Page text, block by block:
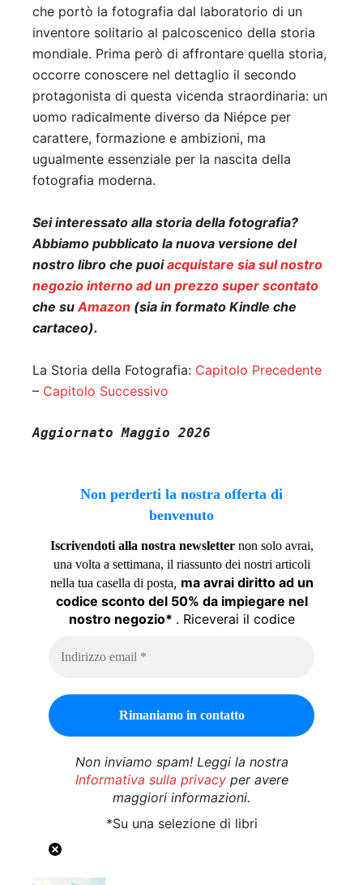
che portò la fotografia dal laboratorio di un
inventore solitario al palcoscenico della storia
mondiale. Prima però di affrontare quella storia,
occorre conoscere nel dettaglio il secondo
protagonista di questa vicenda straordinaria: un
uomo radicalmente diverso da Niépce per
carattere, formazione e ambizioni, ma
ugualmente essenziale per la nascita della
fotografia moderna.
Sei interessato alla storia della fotografia?
Abbiamo pubblicato la nuova versione del
nostro libro che puoiacquistare sia sul nostro
negozio interno ad un prezzo super scontato
che suAmazon (sia in formato Kindle che
cartaceo).
La Storia della Fotografia: Capitolo Precedente
– Capitolo Successivo
Aggiornato Maggio 2026
Non perderti la nostra offerta di
benvenuto
Iscrivendoti alla nostra newsletternon solo avrai,
una volta a settimana, il riassunto dei nostri articoli
nella tua casella di posta, ma avrai diritto ad un
codice sconto del 50% da impiegare nel
nostro negozio* . Riceverai il codice
Non inviamo spam! Leggi la nostra
Informativa sulla privacyper avere
maggiori informazioni.
*Su una selezione di libri